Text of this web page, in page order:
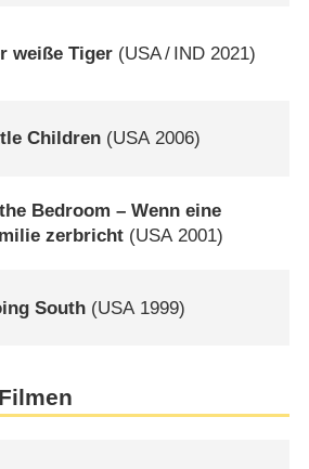
weiße Tiger (USA/ IND 2021)
Children (USA2006)
Bedroom – Wenn eine
zerbricht (USA2001)
South (USA 1999)